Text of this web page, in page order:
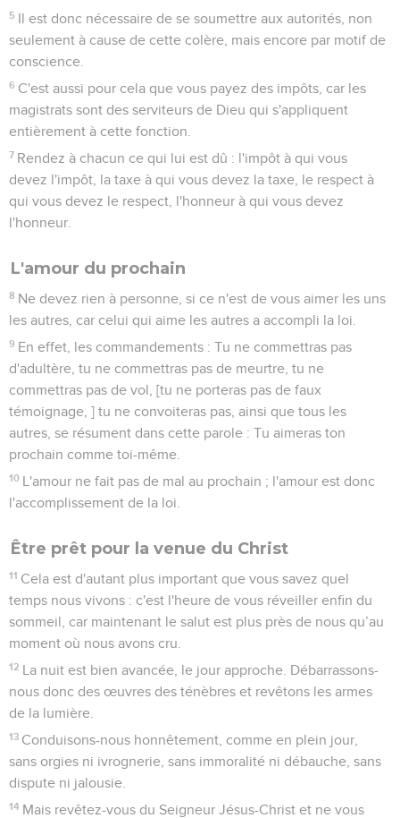
5 Il est donc nécessaire de se soumettre aux autorités, non
seulement à cause de cette colère, mais encore par motif de
conscience.
6 C'est aussi pour cela que vous payez des impôts, car les
magistrats sont des serviteurs de Dieu qui s'appliquent
entièrement à cette fonction.
7 Rendez à chacun ce qui lui est dû : l'impôt à qui vous
devez l'impôt, la taxe à qui vous devez la taxe, le respect à
qui vous devez le respect, l'honneur à qui vous devez
l'honneur.
L'amour du prochain
8 Ne devez rien à personne, si ce n'est de vous aimer les uns
les autres, car celui qui aime les autres a accompli la loi.
9 En effet, les commandements : Tu ne commettras pas
d'adultère, tu ne commettras pas de meurtre, tu ne
commettras pas de vol, [tu ne porteras pas de faux
témoignage, ] tu ne convoiteras pas, ainsi que tous les
autres, se résument dans cette parole : Tu aimeras ton
prochain comme toi-même.
10 L'amour ne fait pas de mal au prochain ; l'amour est donc
l'accomplissement de la loi.
Être prêt pour la venue du Christ
11 Cela est d'autant plus important que vous savez quel
temps nous vivons : c'est l'heure de vous réveiller enfin du
sommeil, car maintenant le salut est plus près de nous qu’au
moment où nous avons cru.
12 La nuit est bien avancée, le jour approche. Débarrassons-
nous donc des œuvres des ténèbres et revêtons les armes
de la lumière.
13 Conduisons-nous honnêtement, comme en plein jour,
sans orgies ni ivrognerie, sans immoralité ni débauche, sans
dispute ni jalousie.
14 Mais revêtez-vous du Seigneur Jésus-Christ et ne vous